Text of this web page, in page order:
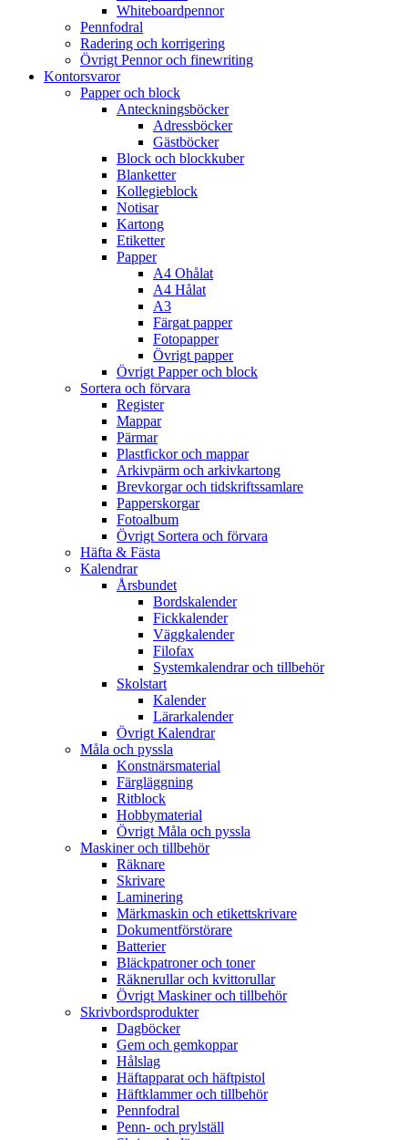
Whiteboardpennor
Pennfodral
Radering och korrigering
Övrigt Pennor och finewriting
Kontorsvaror
Papper och block
Anteckningsböcker
Adressböcker
Gästböcker
Block och blockkuber
Blanketter
Kollegieblock
Notisar
Kartong
Etiketter
Papper
A4 Ohålat
A4 Hålat
A3
Färgat papper
Fotopapper
Övrigt papper
Övrigt Papper och block
Sortera och förvara
Register
Mappar
Pärmar
Plastfickor och mappar
Arkivpärm och arkivkartong
Brevkorgar och tidskriftssamlare
Papperskorgar
Fotoalbum
Övrigt Sortera och förvara
Häfta & Fästa
Kalendrar
Årsbundet
Bordskalender
Fickkalender
Väggkalender
Filofax
Systemkalendrar och tillbehör
Skolstart
Kalender
Lärarkalender
Övrigt Kalendrar
Måla och pyssla
Konstnärsmaterial
Färgläggning
Ritblock
Hobbymaterial
Övrigt Måla och pyssla
Maskiner och tillbehör
Räknare
Skrivare
Laminering
Märkmaskin och etikettskrivare
Dokumentförstörare
Batterier
Bläckpatroner och toner
Räknerullar och kvittorullar
Övrigt Maskiner och tillbehör
Skrivbordsprodukter
Dagböcker
Gem och gemkoppar
Hålslag
Häftapparat och häftpistol
Häftklammer och tillbehör
Pennfodral
Penn- och prylställ